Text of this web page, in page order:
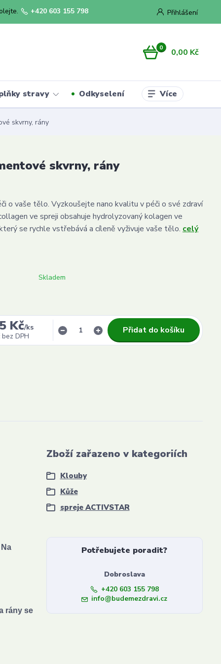
Přihlášení
+420 603 155 798
0 0,00 Kč
stravy Odkyselení Více
skvrny, rány
skvrny, rány
o vaše tělo. Vyzkoušejte nano kvalitu v péči o své zdraví
ve spreji obsahuje hydrolyzovaný kolagen ve
se rychle vstřebává a cíleně vyživuje vaše tělo. celý
Skladem
Kč/ks
bez DPH
Přidat do košíku
a
rány se
Zboží zařazeno v kategoriích
Klouby
Kůže
spreje ACTIVSTAR
Potřebujete poradit?
Dobroslava
+420 603 155 798
info@budemezdravi.cz